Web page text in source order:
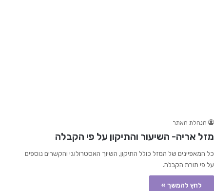
הנהלת האתר
מזל אריה- השיעור והתיקון על פי הקבלה
כל המאפיינים של המזל כולל התיקון, השיוך האסטרולוגי והקשרים נוספים
על פי תורת הקבלה.
לחץ להמשך »